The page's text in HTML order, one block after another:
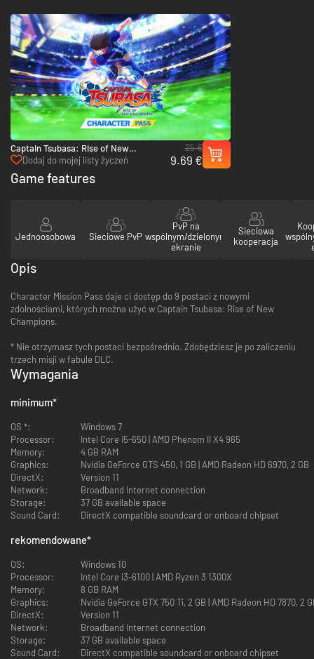
Captain Tsubasa: Rise of New
Champions Character Pass - PC
(Steam)
Dodaj do mojej listy życzeń
25 €
9.69 €
Game features
Jednoosobowa Sieciowe PvP
PvP na
wspólnym/dzielonym
ekranie
Sieciowa
kooperacja
Opis
Character Mission Pass daje ci dostęp do 9 postaci z nowymi
zdolnościami, których można użyć w Captain Tsubasa: Rise of New
Champions.
* Nie otrzymasz tych postaci bezpośrednio. Zdobędziesz je po zaliczeniu
trzech misji w fabule DLC.
Wymagania
minimum*
OS *:
Windows 7
Processor:
Intel Core i5-650 | AMD Phenom II X4 965
Memory:
4 GB RAM
Graphics:
Nvidia GeForce GTS 450, 1 GB | AMD Radeon HD 6970, 2 GB
DirectX:
Version 11
Network:
Broadband Internet connection
Storage:
37 GB available space
Sound Card:
DirectX compatible soundcard or onboard chipset
rekomendowane*
OS:
Windows 10
Processor:
Intel Core i3-6100 | AMD Ryzen 3 1300X
Memory:
8 GB RAM
Graphics:
Nvidia GeForce GTX 750 Ti, 2 GB | AMD Radeon HD 7870, 2
DirectX:
Version 11
Network:
Broadband Internet connection
Storage:
37 GB available space
Sound Card:
DirectX compatible soundcard or onboard chipset